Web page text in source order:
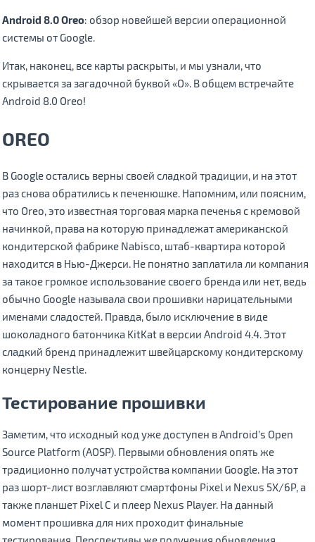
Android 8.0 Oreo: обзор новейшей версии операционной
системы от Google.
Итак, наконец, все карты раскрыты, и мы узнали, что
скрывается за загадочной буквой «О». В общем встречайте
Android 8.0 Oreo!
OREO
В Google остались верны своей сладкой традиции, и на этот
раз снова обратились к печенюшке. Напомним, или поясним,
что Oreo, это известная торговая марка печенья с кремовой
начинкой, права на которую принадлежат американской
кондитерской фабрике Nabisco, штаб-квартира которой
находится в Нью-Джерси. Не понятно заплатила ли компания
за такое громкое использование своего бренда или нет, ведь
обычно Google называла свои прошивки нарицательными
именами сладостей. Правда, было исключение в виде
шоколадного батончика KitKat в версии Android 4.4. Этот
сладкий бренд принадлежит швейцарскому кондитерскому
концерну Nestle.
Тестирование прошивки
Заметим, что исходный код уже доступен в Android’s Open
Source Platform (AOSP). Первыми обновления опять же
традиционно получат устройства компании Google. На этот
раз шорт-лист возглавляют смартфоны Pixel и Nexus 5X/6P, а
также планшет Pixel C и плеер Nexus Player. На данный
момент прошивка для них проходит финальные